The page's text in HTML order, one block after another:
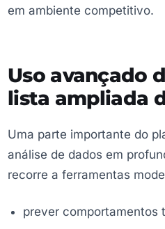
em ambiente competitivo.
Uso avançado
lista ampliada
Uma parte importante do
análise de dados em
recorre a ferramentas
prever comportamentos